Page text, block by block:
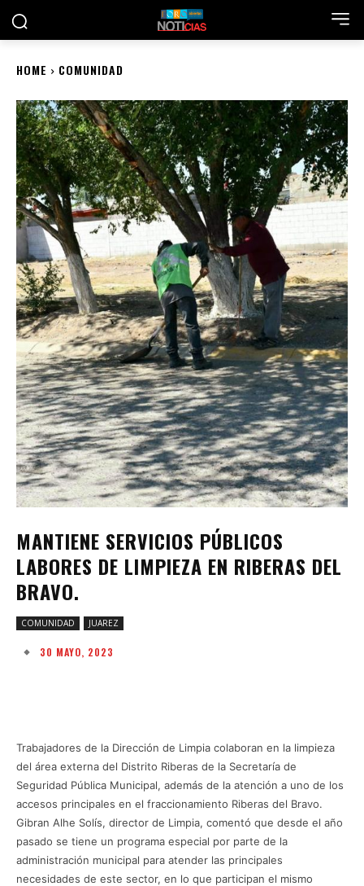
HOME COMUNIDAD
MANTIENE SERVICIOS PÚBLICOS
LABORES DE LIMPIEZA EN RIBERAS DEL
BRAVO.
COMUNIDAD JUAREZ
30 MAYO, 2023
Trabajadores de la Dirección de Limpia colaboran en la limpieza
del área externa del Distrito Riberas de la Secretaría de
Seguridad Pública Municipal, además de la atención a uno de los
accesos principales en el fraccionamiento Riberas del Bravo.
Gibran Alhe Solís, director de Limpia, comentó que desde el año
pasado se tiene un programa especial por parte de la
administración municipal para atender las principales
necesidades de este sector, en lo que participan el mismo